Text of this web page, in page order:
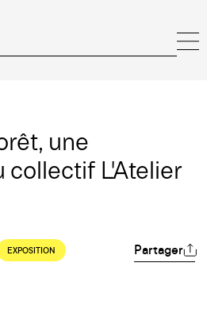
une
collectif L'Atelier
EXPOSITION
Partager